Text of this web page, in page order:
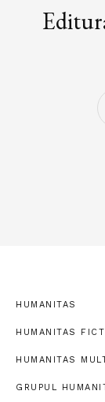
HUMANITAS
HUMANITAS
HUMANITAS
GRUPUL